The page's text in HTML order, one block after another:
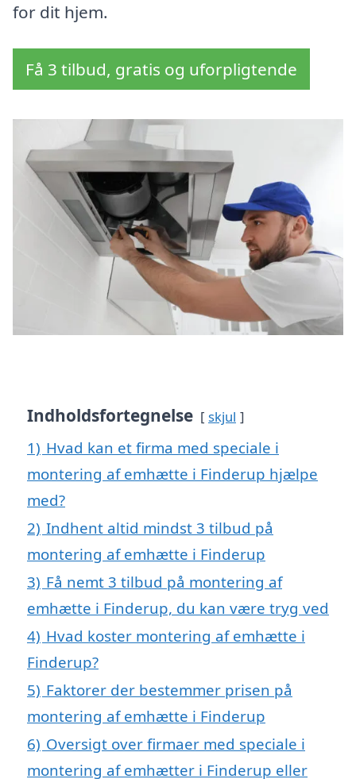
for dit hjem.
Få 3 tilbud, gratis og uforpligtende
Indholdsfortegnelse skjul
1) Hvad kan et firma med speciale i
montering af emhætte i Finderup hjælpe
med?
2) Indhent altid mindst 3 tilbud på
montering af emhætte i Finderup
3) Få nemt 3 tilbud på montering af
emhætte i Finderup, du kan være tryg ved
4) Hvad koster montering af emhætte i
Finderup?
5) Faktorer der bestemmer prisen på
montering af emhætte i Finderup
6) Oversigt over firmaer med speciale i
montering af emhætter i Finderup eller